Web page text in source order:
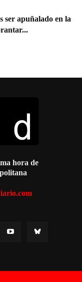
ser apuñalado en la
hora de